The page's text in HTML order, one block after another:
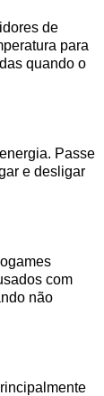
de
para
quando o
Passe
e desligar
com
não